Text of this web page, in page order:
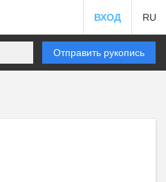
ВХОД RU
Отправить рукопись